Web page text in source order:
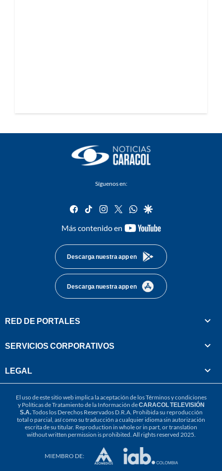
Síguenos en:
facebook
tiktok instagram
twitterwhatsapp
google
Más contenido en
youtube-
Descarga nuestra app en
Descarga nuestra app en
RED DE PORTALES
SERVICIOS CORPORATIVOS
LEGAL
El uso de este sitio web implica la aceptación de losTérminos y condiciones
y Políticas de Tratamiento de la Información deCARACOL TELEVISIÓN
S.A.Todos los Derechos Reservados D.R.A. Prohibida su reproducción
total o parcial, así como su traducción a cualquier idioma sin autorización
escrita de su titular. Reproduction in whole or in part, or translation
without written permission is prohibited. All rights reserved 2025.
MIEMBRO DE: